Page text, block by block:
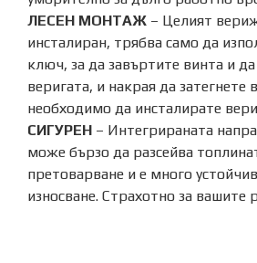
ЛЕСЕН МОНТАЖ – Целият
инсталиран, трябва само да
ключ, за да завъртите винта и
веригата, и накрая да затегнете
необходимо да инсталирате
СИГУРЕН – Интегрираната
може бързо да разсейва
претоварване и е много
износване. Страхотно за вашите